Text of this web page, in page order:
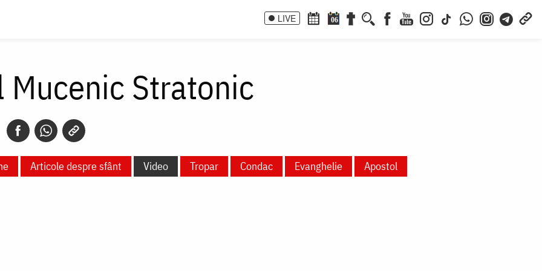
LIVE 06
Mucenic Stratonic
Articole despre sfânt Video Tropar Condac Evanghelie Apostol